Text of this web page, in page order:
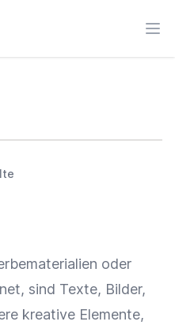
oder
sind Texte, Bilder,
kreative Elemente,